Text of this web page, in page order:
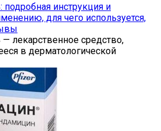
инструкция и
для чего используется,
лекарственное средство,
в дерматологической